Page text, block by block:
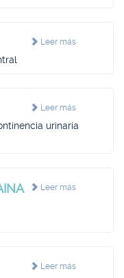
Leer más
Leer más
urinaria
Leer más
Leer más